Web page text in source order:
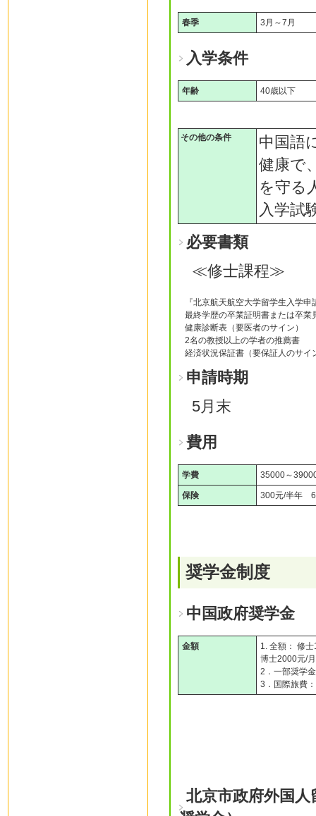
春季 3月～7月
入学条件
年齢 40歳以下
その他の条件
中国語
健康で
を守る
入学試
必要書類
≪修士課程≫
『北京航天航空大学留学生入学
最終学歴の卒業証明書または卒業
健康診断表（要医者のサイン）
2名の教授以上の学者の推薦書
経済状況保証書（要保証人のサイ
申請時期
5月末
費用
学費 35000～
保険 300元/半年
奨学金制度
中国政府奨学金
金額
1. 全額： 修
博士2000元/月
2．一部奨学金
3．国際旅費
北京市政府外国